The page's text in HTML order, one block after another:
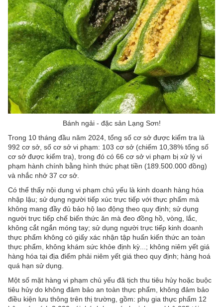
Bánh ngải - đặc sản Lạng Sơn!
Trong 10 tháng đầu năm 2024, tổng số cơ sở được kiểm tra là
992 cơ sở, số cơ sở vi phạm: 103 cơ sở (chiếm 10,38% tổng số
cơ sở được kiểm tra), trong đó có 66 cơ sở vi phạm bị xử lý vi
phạm hành chính bằng hình thức phạt tiền (189.500.000 đồng)
và nhắc nhở 37 cơ sở.
Có thể thấy nội dung vi phạm chủ yếu là kinh doanh hàng hóa
nhập lậu; sử dụng người tiếp xúc trực tiếp với thực phẩm mà
không mang đầy đủ bảo hộ lao động theo quy định; sử dụng
người trực tiếp chế biến thức ăn mà đeo đồng hồ, vòng, lắc,
không cắt ngắn móng tay; sử dụng người trực tiếp kinh doanh
thực phẩm không có giấy xác nhận tập huấn kiến thức an toàn
thực phẩm, không khám sức khỏe định kỳ...; không niêm yết giá
hàng hóa tại địa điểm phải niêm yết giá theo quy định; hàng hoá
quá hạn sử dụng.
Một số mặt hàng vi phạm chủ yếu đã tịch thu tiêu hủy hoặc buộc
tiêu hủy do không đảm bảo an toàn thực phẩm, không đảm bảo
điều kiện lưu thông trên thị trường, gồm: phụ gia thực phẩm 12